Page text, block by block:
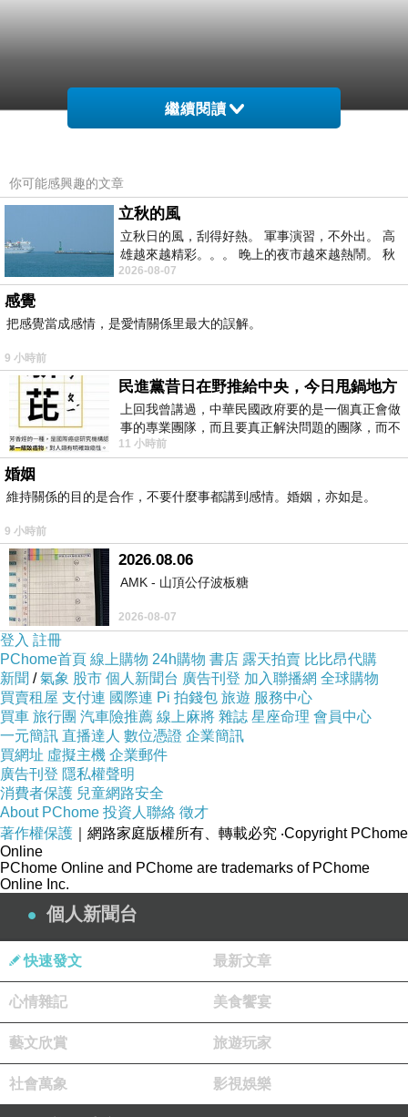
繼續閱讀
你可能感興趣的文章
立秋的風
立秋日的風，刮得好熱。 軍事演習，不外出。 高
雄越來越精彩。。。 晚上的夜市越來越熱鬧。 秋
天的風刮得很熱 夜遊消暑熱。。。
2026-08-07
感覺
把感覺當成感情，是愛情關係里最大的誤解。
9 小時前
民進黨昔日在野推給中央，今日甩鍋地方
上回我曾講過，中華民國政府要的是一個真正會做
事的專業團隊，而且要真正解決問題的團隊，而不
是只會到處甩鍋的雙標團隊，最近民進黨
11 小時前
婚姻
維持關係的目的是合作，不要什麼事都講到感情。婚姻，亦如是。
9 小時前
2026.08.06
AMK - 山頂公仔波板糖
2026-08-07
登入 註冊
PChome首頁 線上購物 24h購物 書店 露天拍賣 比比昂代購
新聞 /氣象 股市 個人新聞台 廣告刊登 加入聯播網 全球購物
買賣租屋 支付連 國際連 Pi 拍錢包 旅遊 服務中心
買車 旅行團 汽車險推薦 線上麻將 雜誌 星座命理 會員中心
一元簡訊 直播達人 數位憑證 企業簡訊
買網址 虛擬主機 企業郵件
廣告刊登 隱私權聲明
消費者保護 兒童網路安全
About PChome 投資人聯絡 徵才
著作權保護 ｜網路家庭版權所有、轉載必究 ‧Copyright PChome
Online
PChome Online and PChome are trademarks of PChome
Online Inc.
個人新聞台
快速發文 最新文章
心情雜記 美食饗宴
藝文欣賞 旅遊玩家
社會萬象 影視娛樂